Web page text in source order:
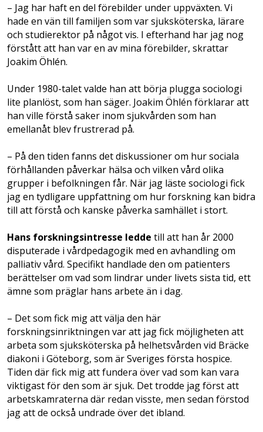
– Jag har haft en del förebilder under uppväxten. Vi
hade en vän till familjen som var sjuksköterska, lärare
och studierektor på något vis. I efterhand har jag nog
förstått att han var en av mina förebilder, skrattar
Joakim Öhlén.
Under 1980-talet valde han att börja plugga sociologi
lite planlöst, som han säger. Joakim Öhlén förklarar att
han ville förstå saker inom sjukvården som han
emellanåt blev frustrerad på.
– På den tiden fanns det diskussioner om hur sociala
förhållanden påverkar hälsa och vilken vård olika
grupper i befolkningen får. När jag läste sociologi fick
jag en tydligare uppfattning om hur forskning kan bidra
till att förstå och kanske påverka samhället i stort.
Hans forskningsintresse ledde till att han år 2000
disputerade i vårdpedagogik med en avhandling om
palliativ vård. Specifikt handlade den om patienters
berättelser om vad som lindrar under livets sista tid, ett
ämne som präglar hans arbete än i dag.
– Det som fick mig att välja den här
forskningsinriktningen var att jag fick möjligheten att
arbeta som sjuksköterska på helhetsvården vid Bräcke
diakoni i Göteborg, som är Sveriges första hospice.
Tiden där fick mig att fundera över vad som kan vara
viktigast för den som är sjuk. Det trodde jag först att
arbetskamraterna där redan visste, men sedan förstod
jag att de också undrade över det ibland.